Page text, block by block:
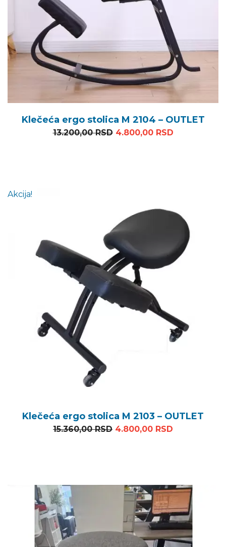
Klečeća ergo stolica M 2104 – OUTLET
13.200,00RSD Originalna cena je bila:
4.800,00 RSDTrenutna
Akcija!
Klečeća ergo stolica M 2103 – OUTLET
15.360,00RSD Originalna cena je bila:
4.800,00 RSD